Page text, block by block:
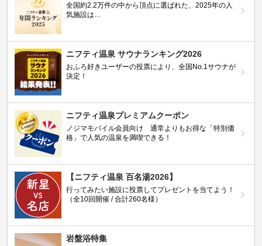
全国約2.2万件の中から頂点に選ばれた、2025年の人
気施設は…
ニフティ温泉 サウナランキング2026
おふろ好きユーザーの投票により、全国No.1サウナが
決定！
ニフティ温泉プレミアムクーポン
ノジマモバイル会員向け 通常よりもお得な「特別価
格」で人気の温泉を満喫できる！
【ニフティ温泉 百名湯2026】
行ってみたい施設に投票してプレゼントを当てよう！
（全10回開催 / 合計260名様）
岩盤浴特集